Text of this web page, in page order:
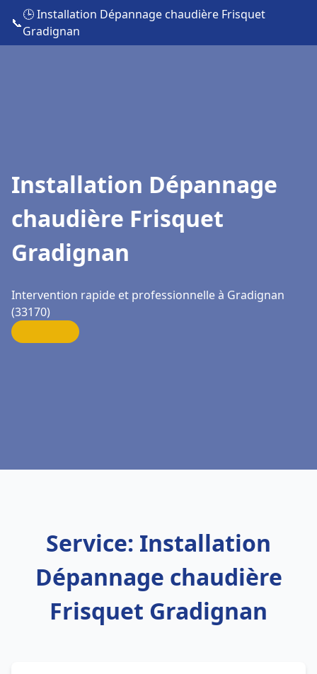
📞
🕒 Installation Dépannage chaudière Frisquet
Gradignan
Installation Dépannage
chaudière Frisquet
Gradignan
Intervention rapide et professionnelle à Gradignan
(33170)
Service: Installation
Dépannage chaudière
Frisquet Gradignan